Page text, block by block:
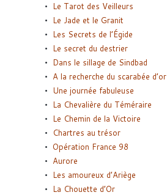
Le Tarot des Veilleurs
Le Jade et le Granit
Les Secrets de l’Égide
Le secret du destrier
Dans le sillage de Sindbad
A la recherche du scarabée d’or
Une journée fabuleuse
La Chevalière du Téméraire
Le Chemin de la Victoire
Chartres au trésor
Opération France 98
Aurore
Les amoureux d’Ariège
La Chouette d’Or